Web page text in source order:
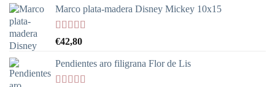
Marco plata-madera Disney Mickey 10x15
Valorado
con
5
€42,80
Pendientes aro filigrana Flor de Lis